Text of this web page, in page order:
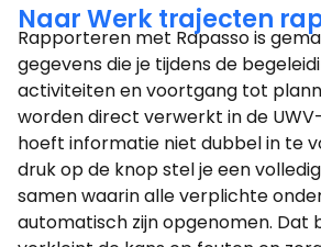
Naar Werk trajecten
Rapporteren met Rapasso is
gegevens die je tijdens de
activiteiten en voortgang tot
worden direct verwerkt in de
hoeft informatie niet dubbel in te
druk op de knop stel je een
samen waarin alle verplichte
automatisch zijn opgenomen. Dat